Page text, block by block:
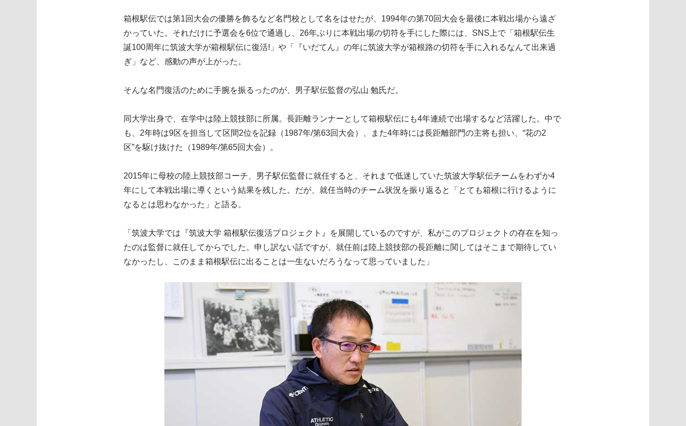
箱根駅伝では第1回大会の優勝を飾るなど名門校として名をはせたが、1994年の第70回大会を最後に本戦出場から遠ざ
かっていた。それだけに予選会を6位で通過し、26年ぶりに本戦出場の切符を手にした際には、SNS上で「箱根駅伝生
誕100周年に筑波大学が箱根駅伝に復活!」や「『いだてん』の年に筑波大学が箱根路の切符を手に入れるなんて出来過
ぎ」など、感動の声が上がった。
そんな名門復活のために手腕を振るったのが、男子駅伝監督の弘山 勉氏だ。
同大学出身で、在学中は陸上競技部に所属。長距離ランナーとして箱根駅伝にも4年連続で出場するなど活躍した。中で
も、2年時は9区を担当して区間2位を記録（1987年/第63回大会）、また4年時には長距離部門の主将も担い、“花の2
区”を駆け抜けた（1989年/第65回大会）。
2015年に母校の陸上競技部コーチ、男子駅伝監督に就任すると、それまで低迷していた筑波大学駅伝チームをわずか4
年にして本戦出場に導くという結果を残した。だが、就任当時のチーム状況を振り返ると「とても箱根に行けるように
なるとは思わなかった」と語る。
「筑波大学では『筑波大学 箱根駅伝復活プロジェクト』を展開しているのですが、私がこのプロジェクトの存在を知っ
たのは監督に就任してからでした。申し訳ない話ですが、就任前は陸上競技部の長距離に関してはそこまで期待してい
なかったし、このまま箱根駅伝に出ることは一生ないだろうなって思っていました」